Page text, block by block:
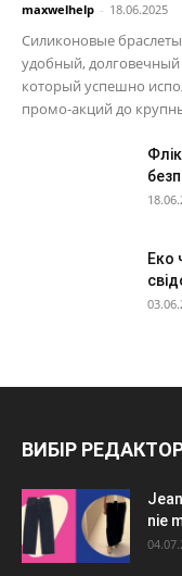
maxwelhelp - 18.06.2025
Силиконовые
удобный,
который успешно
промо-акций до
Еко
ВИБІР
nie